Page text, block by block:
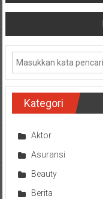
pos
Kategori
Aktor
Asuransi
Beauty
Berita